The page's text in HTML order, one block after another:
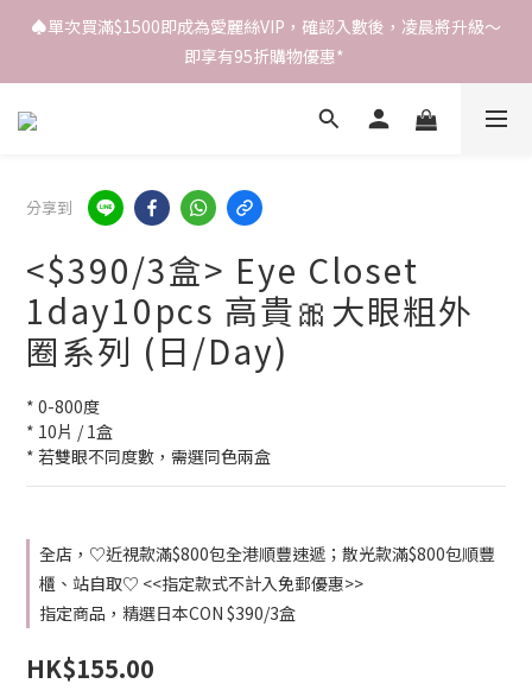
♠️單次買滿$1500即成為愛麗絲VIP，確認入數後，凌晨將升級～
即享有95折購物優惠*
分享到
<$390/3盒> Eye Closet
1day10pcs 高貴🎀大眼粗外
圈系列 (日/Day)
* 0-800度
* 10片 / 1盒
* 若雙眼不同度數，需選同色兩盒
全店，♡近視款滿$800包全港順豐速遞；散光款滿$800包順豐
櫃、站自取♡ <<指定款式不計入免郵優惠>>
指定商品，精選日本CON $390/3盒
HK$155.00